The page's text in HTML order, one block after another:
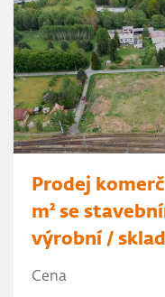
Prodej
m² se
výrobní /
Cena